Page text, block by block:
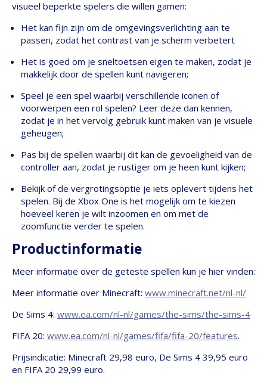
visueel beperkte spelers die willen gamen:
Het kan fijn zijn om de omgevingsverlichting aan te
passen, zodat het contrast van je scherm verbetert
Het is goed om je sneltoetsen eigen te maken, zodat je
makkelijk door de spellen kunt navigeren;
Speel je een spel waarbij verschillende iconen of
voorwerpen een rol spelen? Leer deze dan kennen,
zodat je in het vervolg gebruik kunt maken van je visuele
geheugen;
Pas bij de spellen waarbij dit kan de gevoeligheid van de
controller aan, zodat je rustiger om je heen kunt kijken;
Bekijk of de vergrotingsoptie je iets oplevert tijdens het
spelen. Bij de Xbox One is het mogelijk om te kiezen
hoeveel keren je wilt inzoomen en om met de
zoomfunctie verder te spelen.
Productinformatie
Meer informatie over de geteste spellen kun je hier vinden:
Meer informatie over Minecraft: www.minecraft.net/nl-nl/
De Sims 4: www.ea.com/nl-nl/games/the-sims/the-sims-4
FIFA 20: www.ea.com/nl-nl/games/fifa/fifa-20/features.
Prijsindicatie: Minecraft 29,98 euro, De Sims 4 39,95 euro
en FIFA 20 29,99 euro.